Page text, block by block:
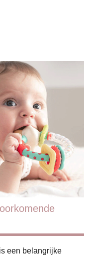
een belangrijke